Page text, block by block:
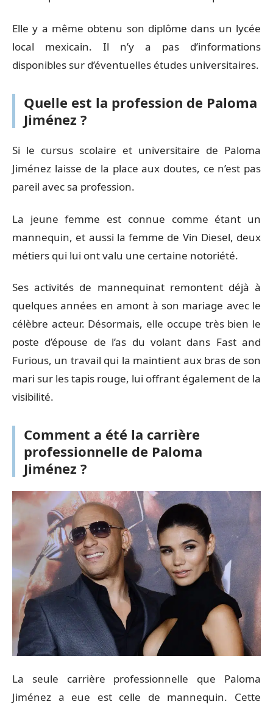
Elle y a même obtenu son diplôme dans un lycée
local mexicain. Il n’y a pas d’informations
disponibles sur d’éventuelles études universitaires.
Quelle est la profession de Paloma
Jiménez ?
Si le cursus scolaire et universitaire de Paloma
Jiménez laisse de la place aux doutes, ce n’est pas
pareil avec sa profession.
La jeune femme est connue comme étant un
mannequin, et aussi la femme de Vin Diesel, deux
métiers qui lui ont valu une certaine notoriété.
Ses activités de mannequinat remontent déjà à
quelques années en amont à son mariage avec le
célèbre acteur. Désormais, elle occupe très bien le
poste d’épouse de l’as du volant dans Fast and
Furious, un travail qui la maintient aux bras de son
mari sur les tapis rouge, lui offrant également de la
visibilité.
Comment a été la carrière
professionnelle de Paloma
Jiménez ?
La seule carrière professionnelle que Paloma
Jiménez a eue est celle de mannequin. Cette